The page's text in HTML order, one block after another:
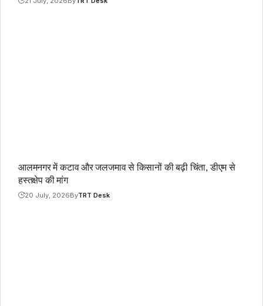
आलमनगर में कटाव और जलजमाव से किसानों की बढ़ी चिंता, डीएम से
हस्तक्षेप की मांग
20 July, 2026ByTRT Desk